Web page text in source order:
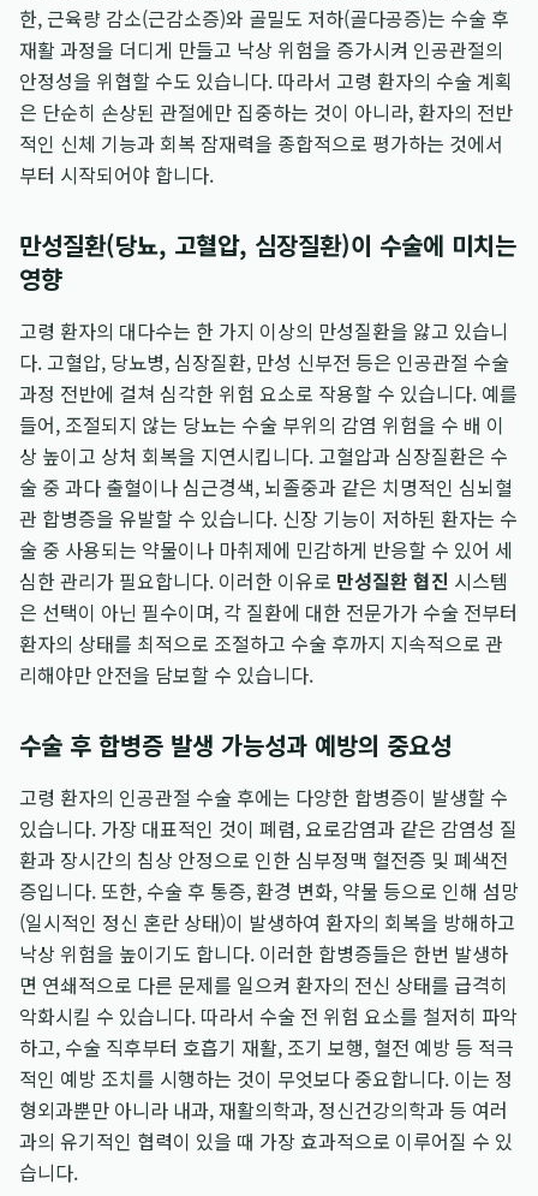
한, 근육량 감소(근감소증)와 골밀도 저하(골다공증)는 수술 후
재활 과정을 더디게 만들고 낙상 위험을 증가시켜 인공관절의
안정성을 위협할 수도 있습니다. 따라서 고령 환자의 수술 계획
은 단순히 손상된 관절에만 집중하는 것이 아니라, 환자의 전반
적인 신체 기능과 회복 잠재력을 종합적으로 평가하는 것에서
부터 시작되어야 합니다.
만성질환(당뇨, 고혈압, 심장질환)이 수술에 미치는
영향
고령 환자의 대다수는 한 가지 이상의 만성질환을 앓고 있습니
다. 고혈압, 당뇨병, 심장질환, 만성 신부전 등은 인공관절 수술
과정 전반에 걸쳐 심각한 위험 요소로 작용할 수 있습니다. 예를
들어, 조절되지 않는 당뇨는 수술 부위의 감염 위험을 수 배 이
상 높이고 상처 회복을 지연시킵니다. 고혈압과 심장질환은 수
술 중 과다 출혈이나 심근경색, 뇌졸중과 같은 치명적인 심뇌혈
관 합병증을 유발할 수 있습니다. 신장 기능이 저하된 환자는 수
술 중 사용되는 약물이나 마취제에 민감하게 반응할 수 있어 세
심한 관리가 필요합니다. 이러한 이유로 만성질환 협진 시스템
은 선택이 아닌 필수이며, 각 질환에 대한 전문가가 수술 전부터
환자의 상태를 최적으로 조절하고 수술 후까지 지속적으로 관
리해야만 안전을 담보할 수 있습니다.
수술 후 합병증 발생 가능성과 예방의 중요성
고령 환자의 인공관절 수술 후에는 다양한 합병증이 발생할 수
있습니다. 가장 대표적인 것이 폐렴, 요로감염과 같은 감염성 질
환과 장시간의 침상 안정으로 인한 심부정맥 혈전증 및 폐색전
증입니다. 또한, 수술 후 통증, 환경 변화, 약물 등으로 인해 섬망
(일시적인 정신 혼란 상태)이 발생하여 환자의 회복을 방해하고
낙상 위험을 높이기도 합니다. 이러한 합병증들은 한번 발생하
면 연쇄적으로 다른 문제를 일으켜 환자의 전신 상태를 급격히
악화시킬 수 있습니다. 따라서 수술 전 위험 요소를 철저히 파악
하고, 수술 직후부터 호흡기 재활, 조기 보행, 혈전 예방 등 적극
적인 예방 조치를 시행하는 것이 무엇보다 중요합니다. 이는 정
형외과뿐만 아니라 내과, 재활의학과, 정신건강의학과 등 여러
과의 유기적인 협력이 있을 때 가장 효과적으로 이루어질 수 있
습니다.